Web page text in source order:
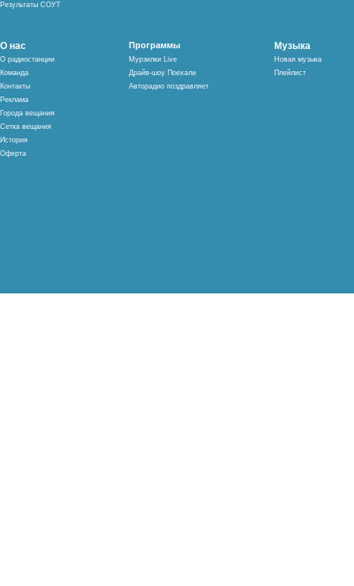
Результаты СОУТ
О нас
О радиостанции
Команда
Контакты
Реклама
Города вещания
Сетка вещания
История
Оферта
Программы
Мурзилки Live
Драйв-шоу Поехали
Авторадио поздравляет
Музыка
Новая музыка
Плейлист